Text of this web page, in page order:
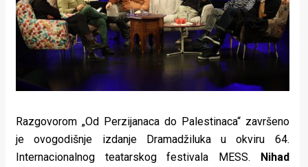
Beauty
Fashion
Zdravlje
Za
stolom
Život
Razgovorom „Od Perzijanaca do Palestinaca“ završeno
je ovogodišnje izdanje Dramadžiluka u okviru 64.
Internacionalnog teatarskog festivala MESS. Nihad